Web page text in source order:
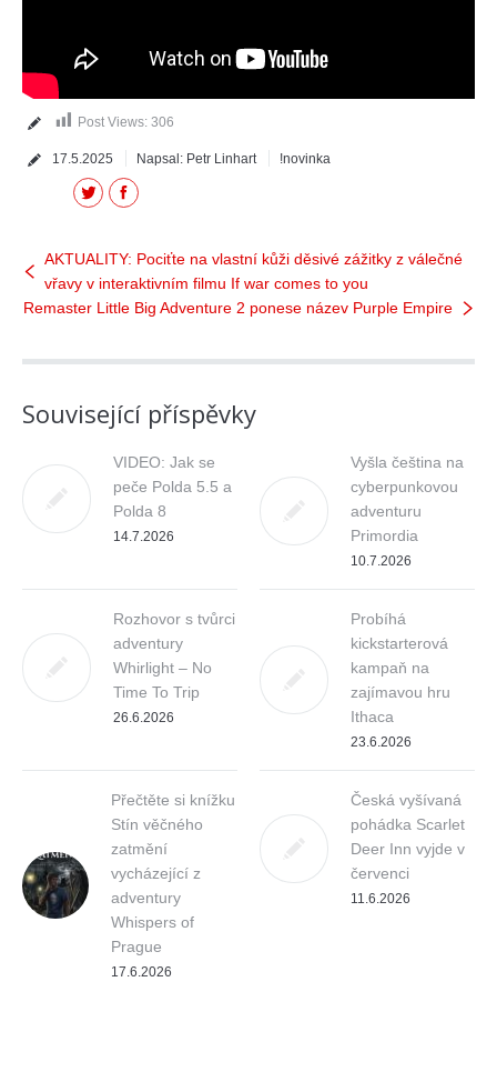
Post Views: 306
17.5.2025 Napsal: Petr Linhart !novinka
Facebook
Twitter
AKTUALITY: Pociťte na vlastní kůži děsivé zážitky z válečné
vřavy v interaktivním filmu If war comes to you
Remaster Little Big Adventure 2 ponese název Purple Empire
Související příspěvky
VIDEO: Jak se
peče Polda 5.5 a
Polda 8
14.7.2026
Vyšla čeština na
cyberpunkovou
adventuru
Primordia
10.7.2026
Rozhovor s tvůrci
adventury
Whirlight – No
Time To Trip
26.6.2026
Probíhá
kickstarterová
kampaň na
zajímavou hru
Ithaca
23.6.2026
Přečtěte si knížku
Stín věčného
zatmění
vycházející z
adventury
Whispers of
Prague
17.6.2026
Česká vyšívaná
pohádka Scarlet
Deer Inn vyjde v
červenci
11.6.2026